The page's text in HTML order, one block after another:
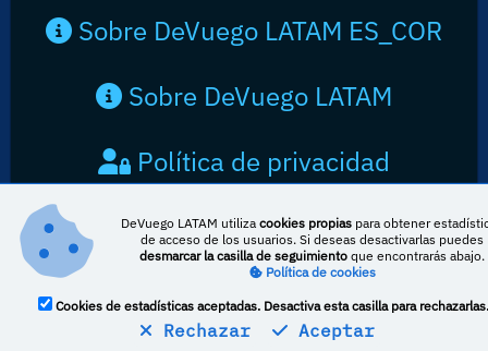
Sobre DeVuego LATAM ES_COR
Sobre DeVuego LATAM
Política de privacidad
Contacto
Esta obra está bajo una licencia de Creative Commons Reconocimiento-
DeVuego LATAM utilizacookies propias para obtener
de acceso de los usuarios. Si deseas desactivarlas puedes
desmarcar la casilla de seguimiento que encontrarás abajo.
Política de cookies
Cookies de estadísticas aceptadas. Desactiva esta casilla para rechazarlas.
Rechazar Aceptar